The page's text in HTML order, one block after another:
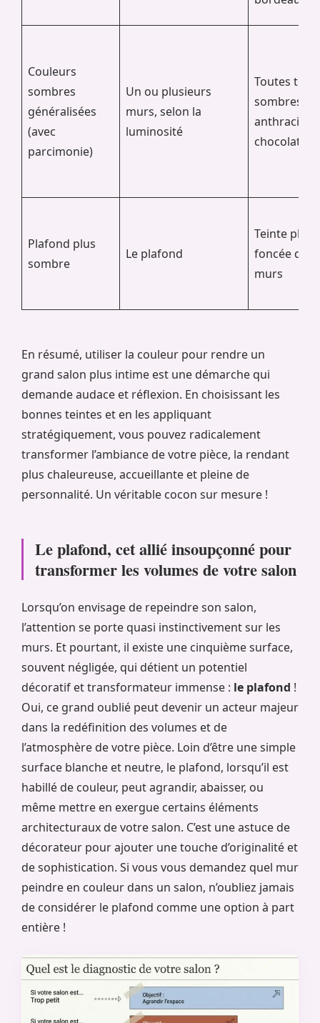
Couleurs
sombres
généralisées
(avec
parcimonie)
Un ou plusieurs
murs, selon la
luminosité
Toutes
sombres
anthracite,
chocolat)
Plafond plus
sombre
Le plafond
Teinte plus
foncée que
murs
En résumé, utiliser la couleur pour rendre un
grand salon plus intime est une démarche qui
demande audace et réflexion. En choisissant les
bonnes teintes et en les appliquant
stratégiquement, vous pouvez radicalement
transformer l’ambiance de votre pièce, la rendant
plus chaleureuse, accueillante et pleine de
personnalité. Un véritable cocon sur mesure !
Le plafond, cet allié insoupçonné pour
transformer les volumes de votre salon
Lorsqu’on envisage de repeindre son salon,
l’attention se porte quasi instinctivement sur les
murs. Et pourtant, il existe une cinquième surface,
souvent négligée, qui détient un potentiel
décoratif et transformateur immense : le plafond !
Oui, ce grand oublié peut devenir un acteur majeur
dans la redéfinition des volumes et de
l’atmosphère de votre pièce. Loin d’être une simple
surface blanche et neutre, le plafond, lorsqu’il est
habillé de couleur, peut agrandir, abaisser, ou
même mettre en exergue certains éléments
architecturaux de votre salon. C’est une astuce de
décorateur pour ajouter une touche d’originalité et
de sophistication. Si vous vous demandez quel mur
peindre en couleur dans un salon, n’oubliez jamais
de considérer le plafond comme une option à part
entière !